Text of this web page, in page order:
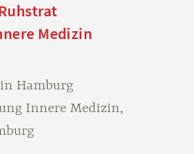
Medizin
Hamburg
Innere Medizin,